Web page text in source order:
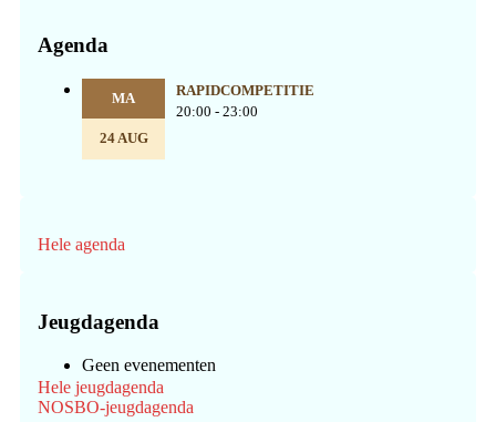
Agenda
MA
24 AUG
RAPIDCOMPETITIE
20:00 - 23:00
Hele agenda
Jeugdagenda
Geen evenementen
Hele jeugdagenda
NOSBO-jeugdagenda